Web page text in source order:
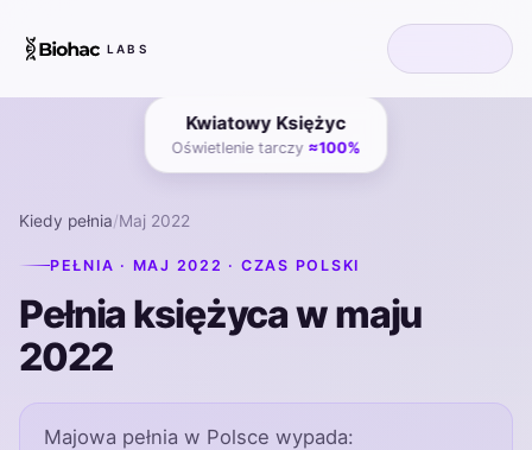
LABS
Kiedy pełnia/Maj 2022
PEŁNIA · MAJ 2022 · CZAS POLSKI
Pełnia księżyca w maju
2022
Majowa pełnia w Polsce wypada:
Kwiatowy Księżyc
Oświetlenie tarczy ≈100%